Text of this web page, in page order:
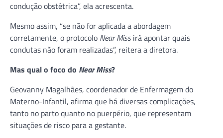
condução obstétrica”, ela acrescenta.
Mesmo assim, “se não for aplicada a abordagem
corretamente, o protocolo Near Missirá apontar quais
condutas não foram realizadas”, reitera a diretora.
Mas qual o foco do Near Miss?
Geovanny Magalhães, coordenador de Enfermagem do
Materno-Infantil, afirma que há diversas complicações,
tanto no parto quanto no puerpério, que representam
situações de risco para a gestante.